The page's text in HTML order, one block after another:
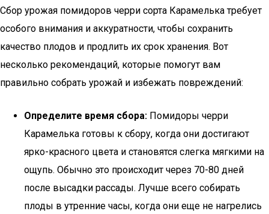
Сбор урожая помидоров черри сорта Карамелька требует
особого внимания и аккуратности, чтобы сохранить
качество плодов и продлить их срок хранения. Вот
несколько рекомендаций, которые помогут вам
правильно собрать урожай и избежать повреждений:
Определите время сбора: Помидоры черри
Карамелька готовы к сбору, когда они достигают
ярко-красного цвета и становятся слегка мягкими на
ощупь. Обычно это происходит через 70-80 дней
после высадки рассады. Лучше всего собирать
плоды в утренние часы, когда они еще не нагрелись